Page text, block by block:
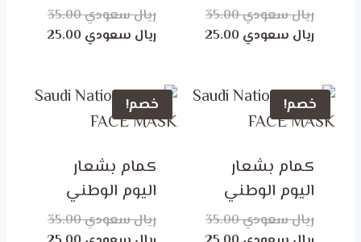
ريال سعودي35.00
السعر
ر.س 35.00.
ريال سعودي
ر.س 25.00.
ريال سعودي35.00
السعر
ر.س 35.00.
ريال سعودي
ر.س 25.00.
خصم!
كمام بشعار
اليوم الوطني
ريال سعودي35.00
خصم!
كمام بشعار
اليوم الوطني
ريال سعودي35.00